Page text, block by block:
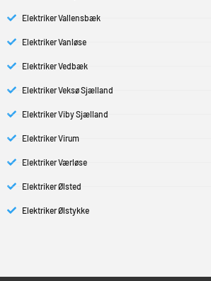
Elektriker Vallensbæk
Elektriker Vanløse
Elektriker Vedbæk
Elektriker Veksø Sjælland
Elektriker Viby Sjælland
Elektriker Virum
Elektriker Værløse
Elektriker Ølsted
Elektriker Ølstykke